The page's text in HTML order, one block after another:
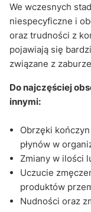
We wczesnych
niespecyficzne i
oraz trudności z
pojawiają się
związane z
Do najczęściej
innymi:
Obrzęki
płynów w
Zmiany w ilości
Uczucie
produktów
Nudności oraz